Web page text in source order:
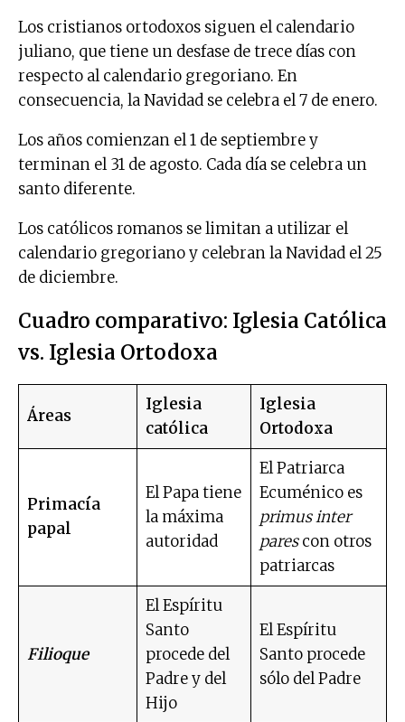
Los cristianos ortodoxos siguen el calendario
juliano, que tiene un desfase de trece días con
respecto al calendario gregoriano. En
consecuencia, la Navidad se celebra el 7 de enero.
Los años comienzan el 1 de septiembre y
terminan el 31 de agosto. Cada día se celebra un
santo diferente.
Los católicos romanos se limitan a utilizar el
calendario gregoriano y celebran la Navidad el 25
de diciembre.
Cuadro comparativo: Iglesia Católica
vs. Iglesia Ortodoxa
Áreas
Iglesia
católica
Iglesia
Ortodoxa
Primacía
papal
El Papa tiene
la máxima
autoridad
El Patriarca
Ecuménico es
primus inter
parescon otros
patriarcas
Filioque
El Espíritu
Santo
procede del
Padre y del
Hijo
El Espíritu
Santo procede
sólo del Padre